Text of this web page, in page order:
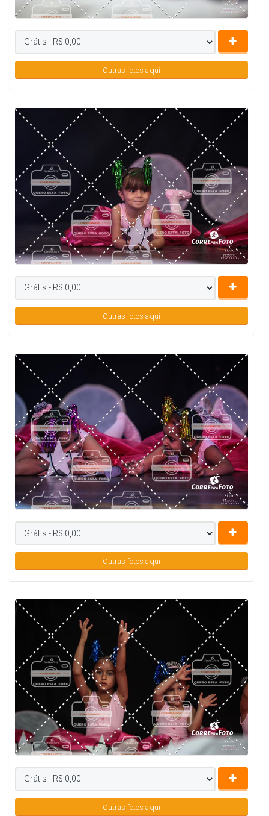
Outras fotos aqui
Outras fotos aqui
Outras fotos aqui
Outras fotos aqui